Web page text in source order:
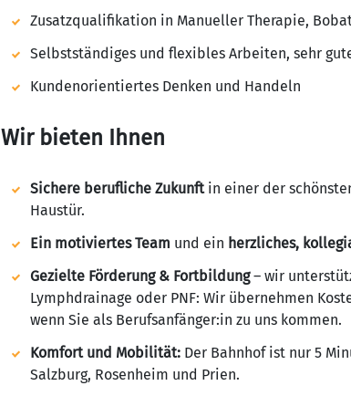
Zusatzqualifikation in Manueller Therapie,
Selbstständiges und flexibles Arbeiten, sehr
Kundenorientiertes Denken und Handeln
Wir bieten Ihnen
Sichere berufliche Zukunftin einer der
Haustür.
Ein motiviertes Team und ein herzliches,
Gezielte Förderung & Fortbildung– wir
Lymphdrainage oder PNF: Wir übernehmen
wenn Sie als Berufsanfänger:in zu uns kommen.
Komfort und Mobilität: Der Bahnhof ist nur 5
Salzburg, Rosenheim und Prien.